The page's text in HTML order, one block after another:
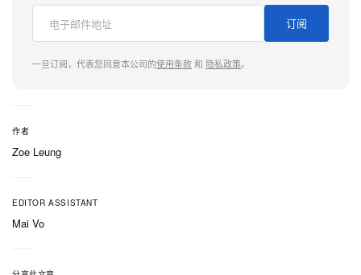
订阅
一旦订阅，代表您同意本公司的使用条款和 隐私政策。
作者
Zoe Leung
EDITOR ASSISTANT
Mai Vo